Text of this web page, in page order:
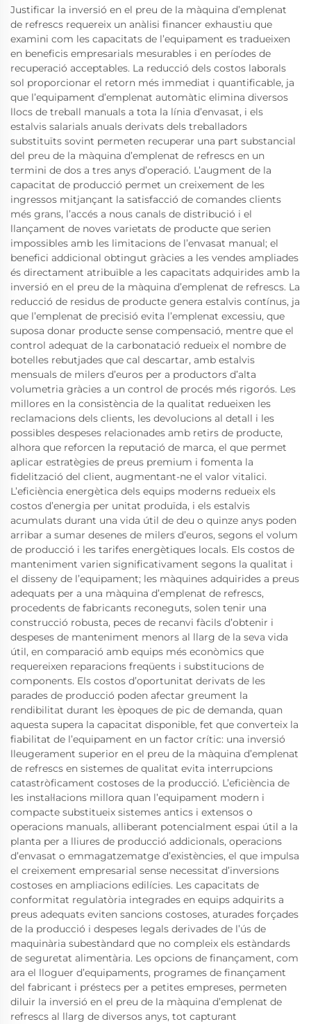
Justificar la inversió en el preu de la màquina d’emplenat
de refrescs requereix un anàlisi financer exhaustiu que
examini com les capacitats de l’equipament es tradueixen
en beneficis empresarials mesurables i en períodes de
recuperació acceptables. La reducció dels costos laborals
sol proporcionar el retorn més immediat i quantificable, ja
que l’equipament d’emplenat automàtic elimina diversos
llocs de treball manuals a tota la línia d’envasat, i els
estalvis salarials anuals derivats dels treballadors
substituïts sovint permeten recuperar una part substancial
del preu de la màquina d’emplenat de refrescs en un
termini de dos a tres anys d’operació. L’augment de la
capacitat de producció permet un creixement de les
ingressos mitjançant la satisfacció de comandes clients
més grans, l’accés a nous canals de distribució i el
llançament de noves varietats de producte que serien
impossibles amb les limitacions de l’envasat manual; el
benefici addicional obtingut gràcies a les vendes ampliades
és directament atribuïble a les capacitats adquirides amb la
inversió en el preu de la màquina d’emplenat de refrescs. La
reducció de residus de producte genera estalvis contínus, ja
que l’emplenat de precisió evita l’emplenat excessiu, que
suposa donar producte sense compensació, mentre que el
control adequat de la carbonatació redueix el nombre de
botelles rebutjades que cal descartar, amb estalvis
mensuals de milers d’euros per a productors d’alta
volumetria gràcies a un control de procés més rigorós. Les
millores en la consistència de la qualitat redueixen les
reclamacions dels clients, les devolucions al detall i les
possibles despeses relacionades amb retirs de producte,
alhora que reforcen la reputació de marca, el que permet
aplicar estratègies de preus premium i fomenta la
fidelització del client, augmentant-ne el valor vitalici.
L’eficiència energètica dels equips moderns redueix els
costos d’energia per unitat produïda, i els estalvis
acumulats durant una vida útil de deu o quinze anys poden
arribar a sumar desenes de milers d’euros, segons el volum
de producció i les tarifes energètiques locals. Els costos de
manteniment varien significativament segons la qualitat i
el disseny de l’equipament; les màquines adquirides a preus
adequats per a una màquina d’emplenat de refrescs,
procedents de fabricants reconeguts, solen tenir una
construcció robusta, peces de recanvi fàcils d’obtenir i
despeses de manteniment menors al llarg de la seva vida
útil, en comparació amb equips més econòmics que
requereixen reparacions freqüents i substitucions de
components. Els costos d’oportunitat derivats de les
parades de producció poden afectar greument la
rendibilitat durant les èpoques de pic de demanda, quan
aquesta supera la capacitat disponible, fet que converteix la
fiabilitat de l’equipament en un factor crític: una inversió
lleugerament superior en el preu de la màquina d’emplenat
de refrescs en sistemes de qualitat evita interrupcions
catastròficament costoses de la producció. L’eficiència de
les instal·lacions millora quan l’equipament modern i
compacte substitueix sistemes antics i extensos o
operacions manuals, alliberant potencialment espai útil a la
planta per a lliures de producció addicionals, operacions
d’envasat o emmagatzematge d’existències, el que impulsa
el creixement empresarial sense necessitat d’inversions
costoses en ampliacions edilícies. Les capacitats de
conformitat regulatòria integrades en equips adquirits a
preus adequats eviten sancions costoses, aturades forçades
de la producció i despeses legals derivades de l’ús de
maquinària subestàndard que no compleix els estàndards
de seguretat alimentària. Les opcions de finançament, com
ara el lloguer d’equipaments, programes de finançament
del fabricant i préstecs per a petites empreses, permeten
diluir la inversió en el preu de la màquina d’emplenat de
refrescs al llarg de diversos anys, tot capturant